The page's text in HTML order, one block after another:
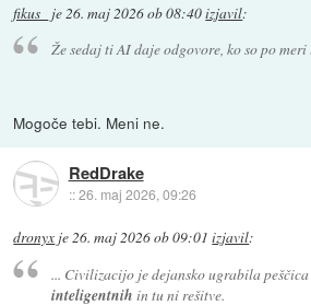
fikus_ je26. maj 2026 ob 08:40izjavil:
Že sedaj ti AI daje odgovore, ko so po
Mogoče tebi. Meni ne.
RedDrake
::26. maj 2026, 09:26
dronyx je26. maj 2026 ob 09:01 izjavil:
... Civilizacijo je dejansko ugrabila
inteligentnih in tu ni rešitve.